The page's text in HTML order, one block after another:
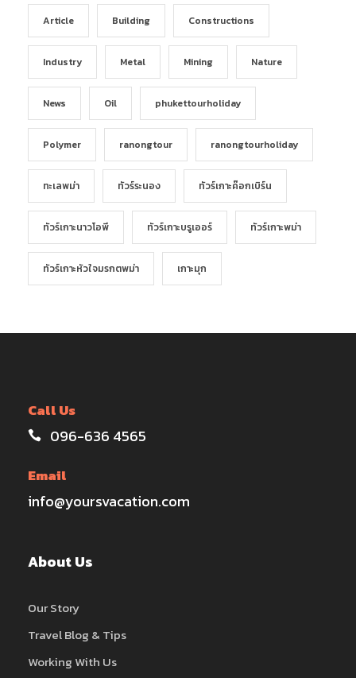
Article Building Constructions
Industry Metal Mining Nature
News Oil phukettourholiday
Polymer ranongtour ranongtourholiday
ทะเลพม่า ทัวร์ระนอง ทัวร์เกาะค๊อกเบิร์น
ทัวร์เกาะนาวโอพี ทัวร์เกาะบรูเออร์ ทัวร์เกาะพม่า
ทัวร์เกาะหัวใจมรกตพม่า เกาะมุก
Call Us
096-636 4565
Email
info@yoursvacation.com
About Us
Our Story
Travel Blog & Tips
Working With Us